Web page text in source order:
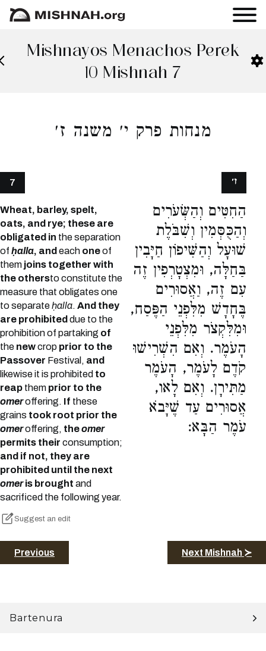
Mishnayos Menachos Perek
10 Mishnah 7
מנחות פרק י׳ משנה ז׳
7
Wheat, barley, spelt,
oats, and rye; these are
obligated in the separation
of ḥalla, and each oneof
them joins together with
the othersto constitute the
measure that obligates one
to separateḥalla. And they
are prohibited due to the
prohibition of partaking of
the newcrop prior to the
Passover Festival, and
likewise it is prohibited to
reap them prior to the
omeroffering. If these
grains took root prior the
omeroffering, theomer
permits their consumption;
and if not, they are
prohibited until the next
omeris brought and
sacrificed the following year.
Suggest an edit
הַחִטִּים וְהַשְּׂעֹרִים
וְהַכֻּסְּמִין וְשִׁבֹּלֶת
שׁוּעָל וְהַשִּׁיפוֹן חַיָּבִין
בַּחַלָּה, וּמִצְטָרְפִין זֶה
עִם זֶה, וַאֲסוּרִים
בֶּחָדָשׁ מִלִּפְנֵי הַפֶּסַח,
וּמִלִּקְצֹר מִלִּפְנֵי
הָעֹמֶר. וְאִם הִשְׁרִישׁוּ
קֹדֶם לָעֹמֶר, הָעֹמֶר
מַתִּירָן. וְאִם לָאו,
אֲסוּרִים עַד שֶׁיָּבֹא
עֹמֶר הַבָּא:
ז׳
Previous Next Mishnah ≻
Bartenura